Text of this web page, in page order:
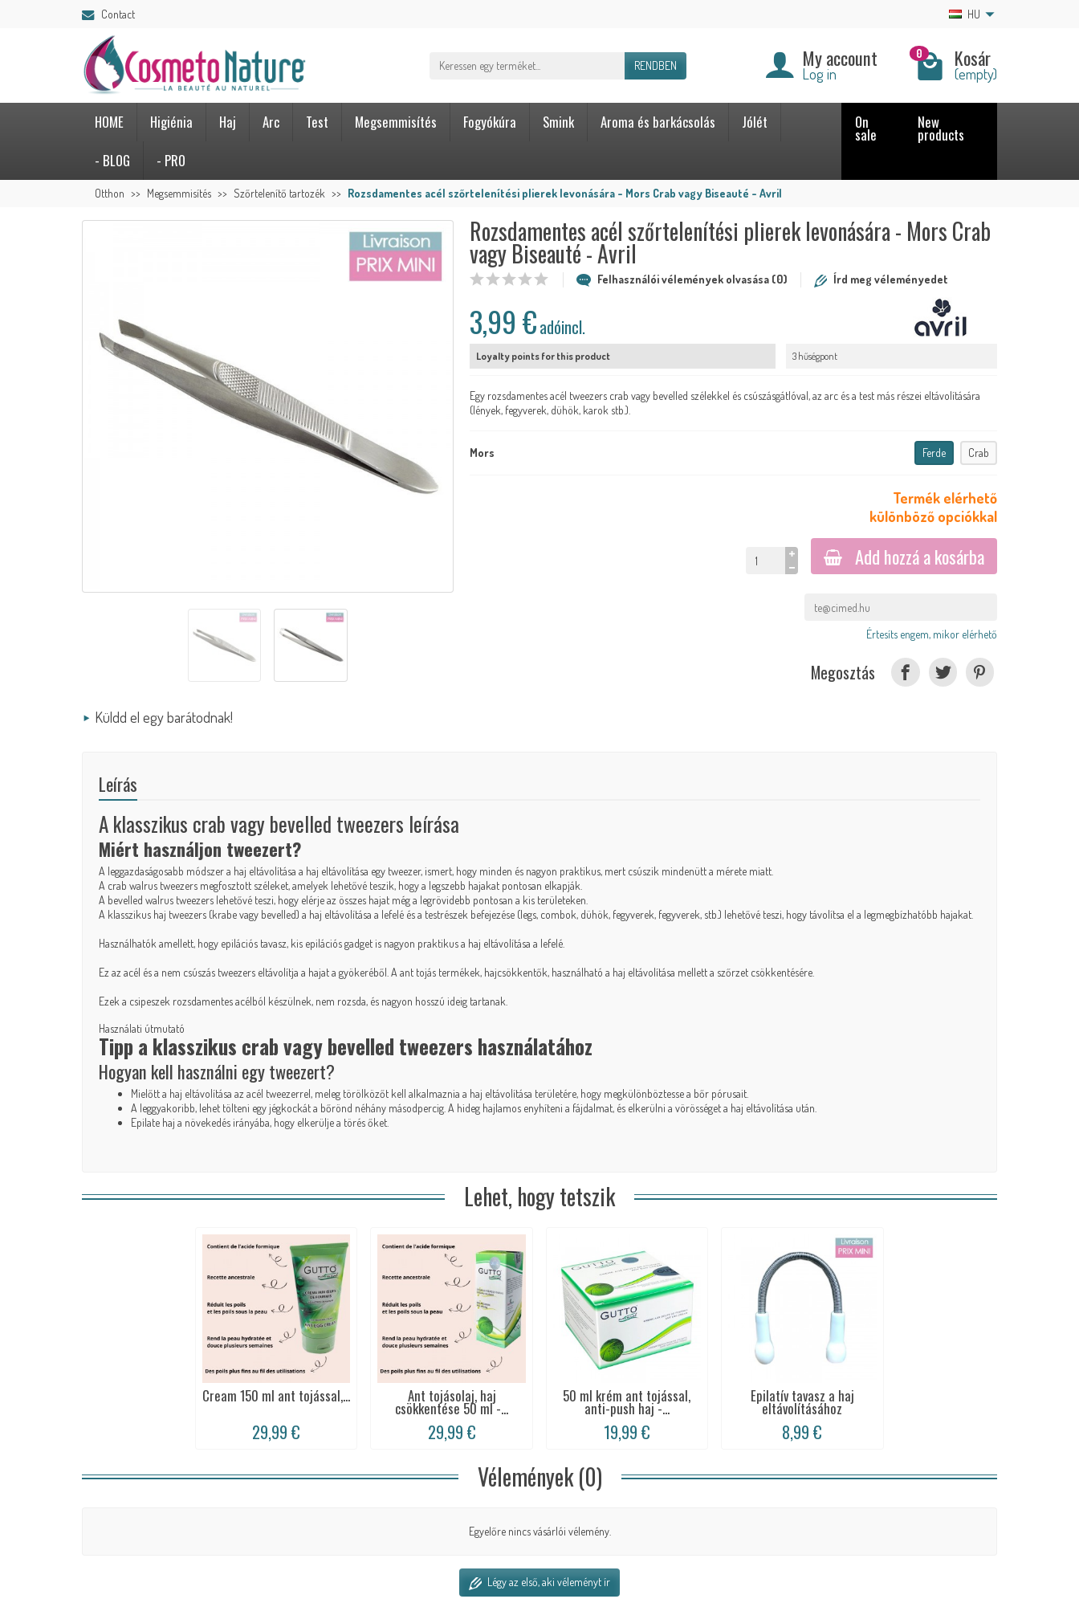
Contact HU
RENDBEN My account
Log in
0 Kosár
(empty)
HOME Higiénia Haj Arc Test Megsemmisítés Fogyókúra Smink Aroma és barkácsolás
Jólét
- BLOG
- PRO
On
sale
New
products
Otthon Megsemmisítés Szőrtelenítő tartozék Rozsdamentes acél szőrtelenítési plierek levonására - Mors Crab vagy Biseauté - Avril
Küldd el egy barátodnak!
Rozsdamentes acél szőrtelenítési plierek levonására - Mors Crab
vagy Biseauté - Avril
Felhasználói vélemények olvasása (0) Írd meg véleményedet
3,99 €adóincl.
Loyalty points for this product 3 hűségpont
Egy rozsdamentes acél tweezers crab vagy bevelled szélekkel és csúszásgátlóval, az arc és a test más részei eltávolítására
(lények, fegyverek, dühök, karok stb.).
Mors Ferde Crab
Termék elérhető
különböző opciókkal
Add hozzá a kosárba
Értesíts engem, mikor elérhető
Megosztás
Leírás
A klasszikus crab vagy bevelled tweezers leírása
Miért használjon tweezert?
A leggazdaságosabb módszer a haj eltávolítása a haj eltávolítása egy tweezer, ismert, hogy minden és nagyon praktikus, mert csúszik mindenütt a mérete miatt.
A crab walrus tweezers megfosztott széleket, amelyek lehetővé teszik, hogy a legszebb hajakat pontosan elkapják.
A bevelled walrus tweezers lehetővé teszi, hogy elérje az összes hajat még a legrövidebb pontosan a kis területeken.
A klasszikus haj tweezers (krabe vagy bevelled) a haj eltávolítása a lefelé és a testrészek befejezése (legs, combok, dühök, fegyverek, fegyverek, stb.) lehetővé teszi, hogy távolítsa el a legmegbízhatóbb hajakat.
Használhatók amellett, hogy epilációs tavasz, kis epilációs gadget is nagyon praktikus a haj eltávolítása a lefelé.
Ez az acél és a nem csúszás tweezers eltávolítja a hajat a gyökeréből. A ant tojás termékek, hajcsökkentők, használható a haj eltávolítása mellett a szőrzet csökkentésére.
Ezek a csipeszek rozsdamentes acélból készülnek, nem rozsda, és nagyon hosszú ideig tartanak.
Használati útmutató
Tipp a klasszikus crab vagy bevelled tweezers használatához
Hogyan kell használni egy tweezert?
Mielőtt a haj eltávolítása az acél tweezerrel, meleg törölközőt kell alkalmaznia a haj eltávolítása területére, hogy megkülönböztesse a bőr pórusait.
A leggyakoribb, lehet tölteni egy jégkockát a bőrönd néhány másodpercig. A hideg hajlamos enyhíteni a fájdalmat, és elkerülni a vörösséget a haj eltávolítása után.
Epilate haj a növekedés irányába, hogy elkerülje a törés őket.
Lehet, hogy tetszik
Cream 150 ml ant tojással,...
29,99 €
Ant tojásolaj, haj
csökkentése 50 ml -...
29,99 €
50 ml krém ant tojással,
anti-push haj -...
19,99 €
Epilatív tavasz a haj
eltávolításához
8,99 €
Vélemények (0)
Egyelőre nincs vásárlói vélemény.
Légy az első, aki véleményt ír